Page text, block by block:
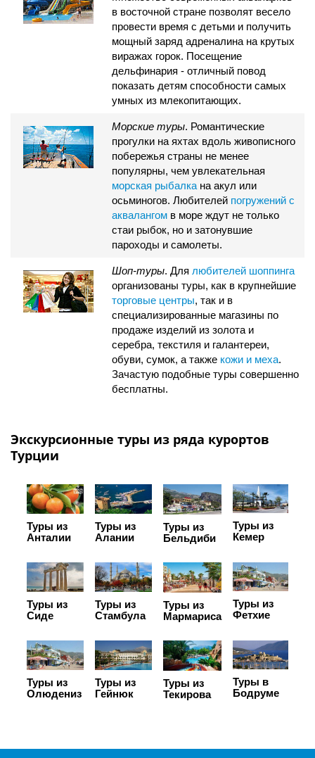
в восточной стране позволят весело
провести время с детьми и получить
мощный заряд адреналина на крутых
виражах горок. Посещение
дельфинария - отличный повод
показать детям способности самых
умных из млекопитающих.
Морские туры. Романтические
прогулки на яхтах вдоль живописного
побережья страны не менее
популярны, чем увлекательная
морская рыбалка на акул или
осьминогов. Любителей погружений с
аквалангом в море ждут не только
стаи рыбок, но и затонувшие
пароходы и самолеты.
Шоп-туры. Для любителей шоппинга
организованы туры, как в крупнейшие
торговые центры, так и в
специализированные магазины по
продаже изделий из золота и
серебра, текстиля и галантереи,
обуви, сумок, а также кожи и меха.
Зачастую подобные туры совершенно
бесплатны.
Экскурсионные туры из ряда курортов
Турции
Туры из
Анталии
Туры из
Алании
Туры из
Бельдиби
Туры из
Кемер
Туры из
Сиде
Туры из
Стамбула
Туры из
Мармариса
Туры из
Фетхие
Туры из
Олюдениз
Туры из
Гейнюк
Туры из
Текирова
Туры в
Бодруме